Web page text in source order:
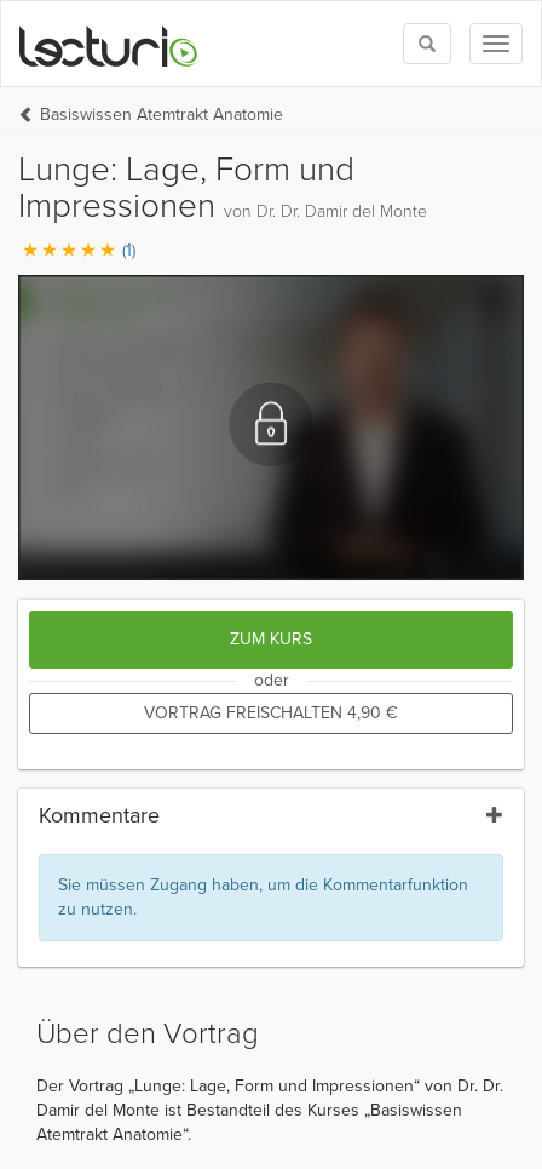
Toggle
search
Basiswissen Atemtrakt Anatomie
Lunge: Lage, Form und
Impressionen von Dr. Dr. Damir del Monte
(1)
ZUM KURS
oder
VORTRAG FREISCHALTEN 4,90 €
Kommentare
Sie müssen Zugang haben, um die Kommentarfunktion
zu nutzen.
Über den Vortrag
Der Vortrag „Lunge: Lage, Form und Impressionen“ von Dr. Dr.
Damir del Monte ist Bestandteil des Kurses „Basiswissen
Atemtrakt Anatomie“.